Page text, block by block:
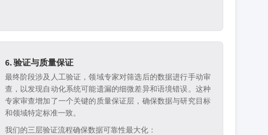
6. 验证与质量保证
最终阶段涉及人工验证，领域专家对筛选后的数据进行手动审
查，以发现自动化系统可能遗漏的细微差异和语境错误。这种
专家审查增加了一个关键的质量保证层，确保数据与研究目标
和领域特定标准一致。
我们的三层验证流程确保数据可靠性最大化：